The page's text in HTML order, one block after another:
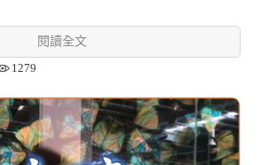
閱讀全文
1279